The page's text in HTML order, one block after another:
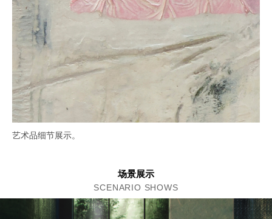
艺术品细节展示。
场景展示
SCENARIO SHOWS